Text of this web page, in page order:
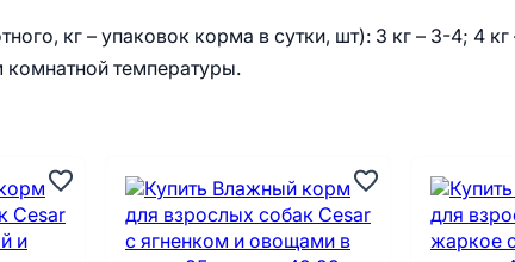
кг – упаковок корма в сутки, шт): 3 кг – 3-4; 4 кг
комнатной температуры.